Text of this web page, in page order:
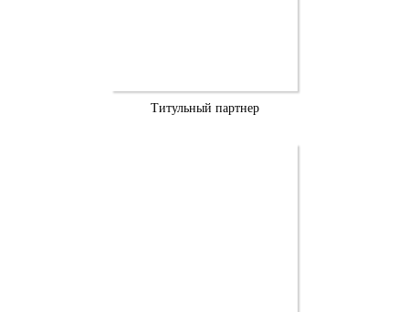
Титульный партнер